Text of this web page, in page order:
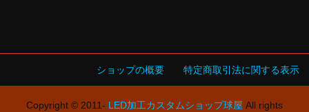
ショップの概要 特定商取引法に関する表示
Copyright © 2011- LED加工カスタムショップ球屋 All rights